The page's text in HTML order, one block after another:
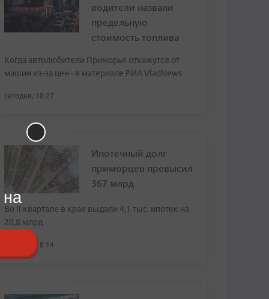
водители назвали
предельную
стоимость топлива
Когда автолюбители Приморья откажутся от
машин из-за цен - в материале РИА VladNews
сегодня, 18:27
Ипотечный долг
приморцев превысил
367 млрд
Во II квартале в крае выдали 4,1 тыс. ипотек на
20,8 млрд
сегодня, 18:14